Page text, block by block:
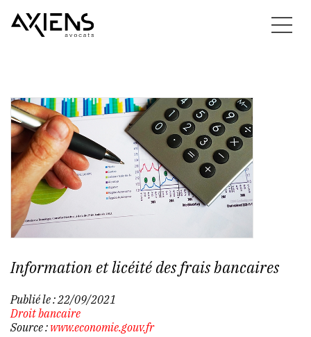
Information et licéité des frais bancaires
Publié le :22/09/2021
Droit bancaire
Source : www.economie.gouv.fr